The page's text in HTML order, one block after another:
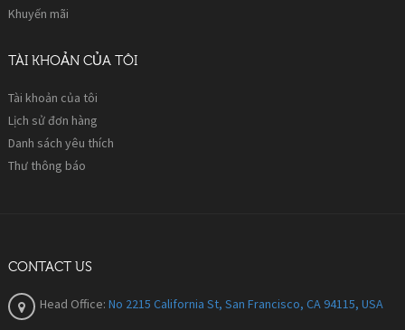
Khuyến mãi
TÀI KHOẢN CỦA TÔI
Tài khoản của tôi
Lịch sử đơn hàng
Danh sách yêu thích
Thư thông báo
CONTACT US
Head Office: No 2215 California St, San Francisco, CA 94115, USA